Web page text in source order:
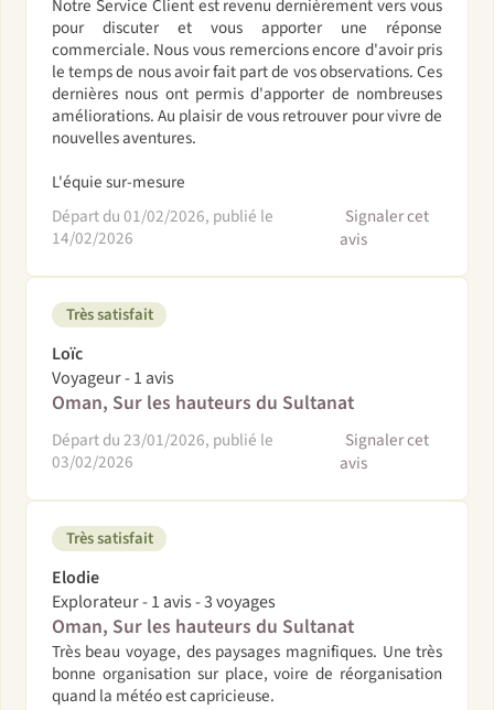
Notre Service Client est revenu dernièrement vers vous
pour discuter et vous apporter une réponse
commerciale. Nous vous remercions encore d'avoir pris
le temps de nous avoir fait part de vos observations. Ces
dernières nous ont permis d'apporter de nombreuses
améliorations. Au plaisir de vous retrouver pour vivre de
nouvelles aventures.
L'équie sur-mesure
Départ du 01/02/2026, publié le
14/02/2026
Signaler cet
avis
Très satisfait
Loïc
Voyageur - 1 avis
Oman, Sur les hauteurs du Sultanat
Départ du 23/01/2026, publié le
03/02/2026
Signaler cet
avis
Très satisfait
Elodie
Explorateur - 1 avis - 3 voyages
Oman, Sur les hauteurs du Sultanat
Très beau voyage, des paysages magnifiques. Une très
bonne organisation sur place, voire de réorganisation
quand la météo est capricieuse.